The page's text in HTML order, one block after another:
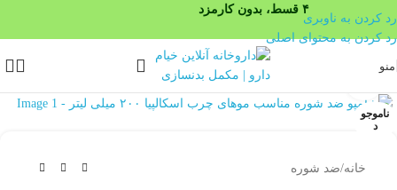
۴ قسط، بدون کارمزد
رد کردن به ناوبری
رد کردن به محتوای اصلی
منو
ناموجو
د
بزرگنمایی تصویر
خانه/ضد شوره